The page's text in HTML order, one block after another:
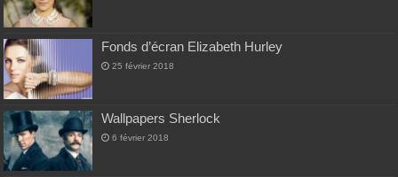
Fonds d’écran Elizabeth Hurley
25 février 2018
Wallpapers Sherlock
6 février 2018